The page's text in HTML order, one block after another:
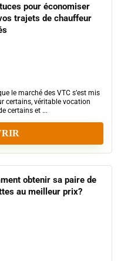
pour économiser
trajets de chauffeur
le marché des VTC s’est mis
certains, véritable vocation
certains et ...
obtenir sa paire de
au meilleur prix?